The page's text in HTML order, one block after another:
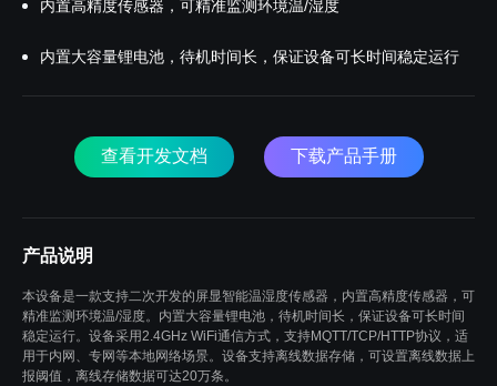
内置高精度传感器，可精准监测环境温/湿度
内置大容量锂电池，待机时间长，保证设备可长时间稳定运行
查看开发文档 下载产品手册
产品说明
本设备是一款支持二次开发的屏显智能温湿度传感器，内置高精度传感器，可
精准监测环境温/湿度。内置大容量锂电池，待机时间长，保证设备可长时间
稳定运行。设备采用2.4GHz WiFi通信方式，支持MQTT/TCP/HTTP协议，适
用于内网、专网等本地网络场景。设备支持离线数据存储，可设置离线数据上
报阈值，离线存储数据可达20万条。